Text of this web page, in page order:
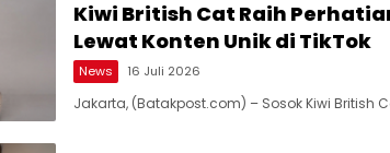
Kiwi British Cat Raih
Lewat Konten Unik di TikTok
News 16 Juli 2026
Jakarta, (Batakpost.com) – Sosok Kiwi British